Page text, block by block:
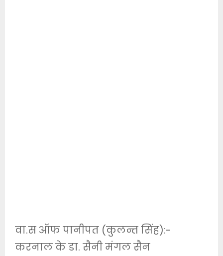
वा.स ऑफ पानीपत (कुलन्त सिंह):-
करनाल के डा. सैनी मंगल सैन